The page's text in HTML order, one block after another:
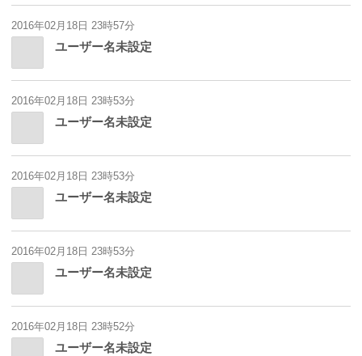
2016年02月18日 23時57分
ユーザー名未設定
2016年02月18日 23時53分
ユーザー名未設定
2016年02月18日 23時53分
ユーザー名未設定
2016年02月18日 23時53分
ユーザー名未設定
2016年02月18日 23時52分
ユーザー名未設定